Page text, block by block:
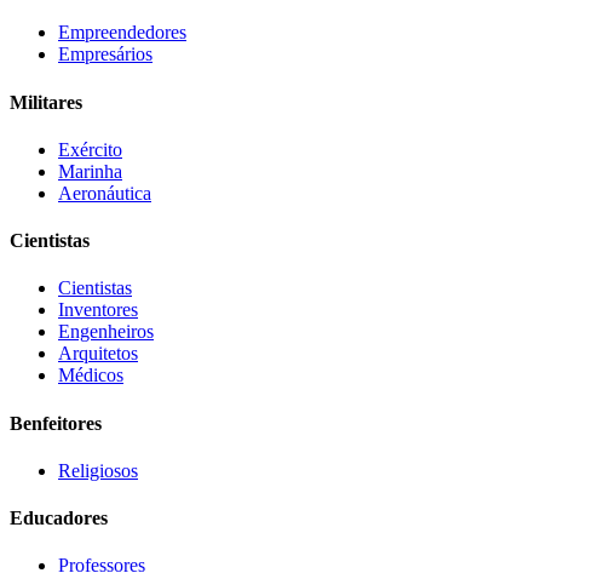
Empreendedores
Empresários
Militares
Exército
Marinha
Aeronáutica
Cientistas
Cientistas
Inventores
Engenheiros
Arquitetos
Médicos
Benfeitores
Religiosos
Educadores
Professores